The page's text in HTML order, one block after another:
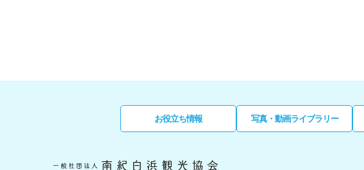
お役立ち情報 写真・動画ライブラリー